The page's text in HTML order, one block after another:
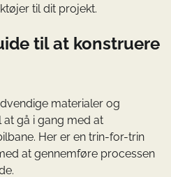
til dit projekt.
til at konstruere
materialer og
gå i gang med at
Her er en trin-for-trin
at gennemføre processen